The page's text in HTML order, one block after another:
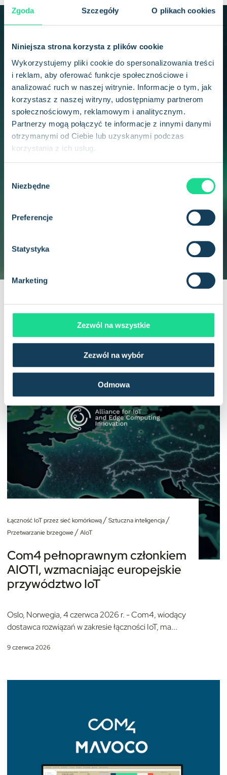
Zgoda Szczegóły O plikach cookies
Niniejsza strona korzysta z plików cookie
Wykorzystujemy pliki cookie do spersonalizowania treści
i reklam, aby oferować funkcje społecznościowe i
analizować ruch w naszej witrynie. Informacje o tym, jak
korzystasz z naszej witryny, udostępniamy partnerom
społecznościowym, reklamowym i analitycznym.
Partnerzy mogą połączyć te informacje z innymi danymi
otrzymanymi od Ciebie lub uzyskanymi podczas
korzystania z ich usług.
Niezbędne
Preferencje
Statystyka
Marketing
Zezwól na wszystkie
Zezwól na wybór
Odmowa
ZACZNIJ JUŻ DZIŚ
Bądź na bieżąco z Com4
i branżą IoT
Zapoznałem się zoświadczeniem o ochronie
Powiązane artykuły
Łączność IoT przez sieć komórkową/Sztuczna inteligencja/
Przetwarzanie brzegowe/AIoT
Com4 pełnoprawnym członkiem
AIOTI, wzmacniając europejskie
przywództwo IoT
Oslo, Norwegia, 4 czerwca 2026 r. - Com4, wiodący
dostawca rozwiązań w zakresie łączności IoT, ma...
9 czerwca 2026